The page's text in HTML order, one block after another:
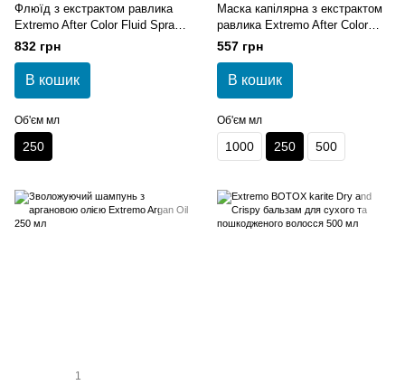
Флюїд з екстрактом равлика
Extremo After Color Fluid Spray
250 мл
832 грн
В кошик
Об'єм мл
250
Маска капілярна з екстрактом
равлика Extremo After Color
Mask 250 мл
557 грн
В кошик
Об'єм мл
1000 250 500
1